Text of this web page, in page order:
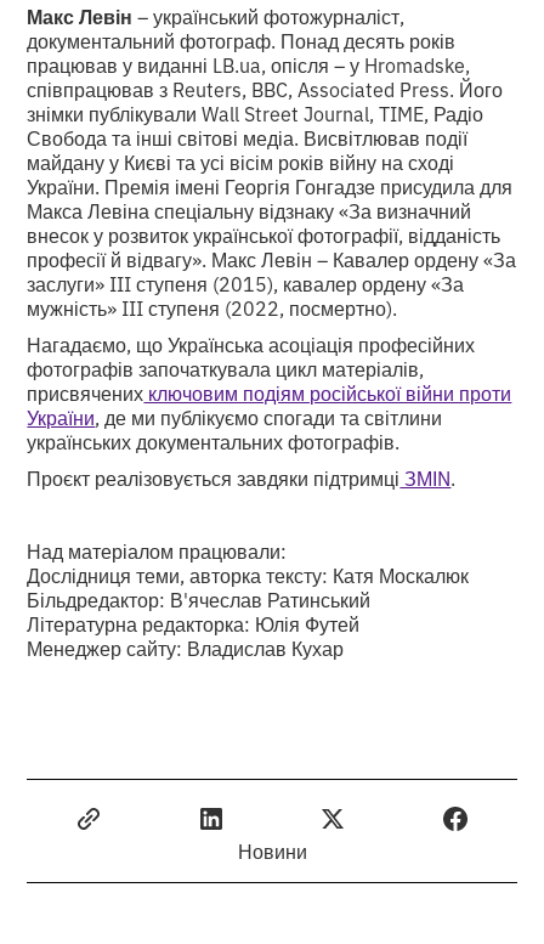
Макс Левін – український фотожурналіст,
документальний фотограф. Понад десять років
працював у виданні LB.ua, опісля – у Hromadske,
співпрацював з Reuters, BBC, Associated Press. Його
знімки публікували Wall Street Journal, TIME, Радіо
Свобода та інші світові медіа. Висвітлював події
майдану у Києві та усі вісім років війну на сході
України. Премія імені Георгія Гонгадзе присудила для
Макса Левіна спеціальну відзнаку «За визначний
внесок у розвиток української фотографії, відданість
професії й відвагу». Макс Левін – Кавалер ордену «За
заслуги» III ступеня (2015), кавалер ордену «За
мужність» III ступеня (2022, посмертно).
Нагадаємо, що Українська асоціація професійних
фотографів започаткувала цикл матеріалів,
присвячених ключовим подіям російської війни проти
України, де ми публікуємо спогади та світлини
українських документальних фотографів.
Проєкт реалізовується завдяки підтримці ЗМІN.
Над матеріалом працювали:
Дослідниця теми, авторка тексту: Катя Москалюк
Більдредактор: В'ячеслав Ратинський
Літературна редакторка: Юлія Футей
Менеджер сайту: Владислав Кухар
Новини